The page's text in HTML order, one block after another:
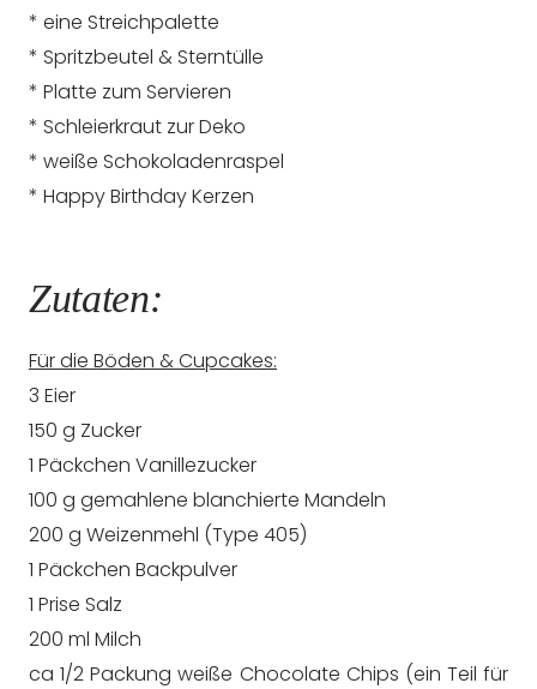
* eine Streichpalette
* Spritzbeutel & Sterntülle
* Platte zum Servieren
* Schleierkraut zur Deko
* weiße Schokoladenraspel
* Happy Birthday Kerzen
Zutaten:
Für die Böden & Cupcakes:
3 Eier
150 g Zucker
1 Päckchen Vanillezucker
100 g gemahlene blanchierte Mandeln
200 g Weizenmehl (Type 405)
1 Päckchen Backpulver
1 Prise Salz
200 ml Milch
ca 1/2 Packung weiße Chocolate Chips (ein Teil für